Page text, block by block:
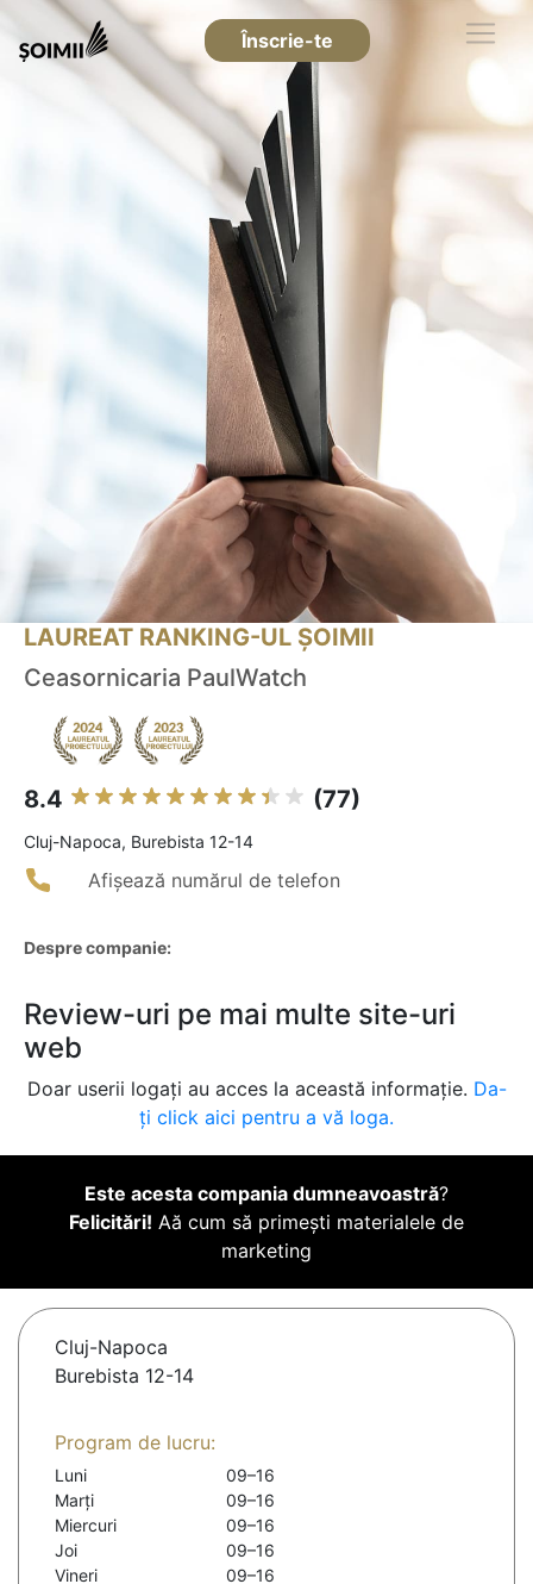
Înscrie-te
LAUREAT RANKING-UL ȘOIMII
Ceasornicaria PaulWatch
8.4 (77)
Cluj-Napoca, Burebista 12-14
Afișează numărul de telefon
Despre companie:
Review-uri pe mai multe site-uri
web
Doar userii logați au acces la această informație. Da-
ți click aici pentru a vă loga.
Este acesta compania dumneavoastră?
Felicitări! Aă cum să primești materialele de
marketing
Cluj-Napoca
Burebista 12-14
Program de lucru:
Luni
09–16
Marți
09–16
Miercuri
09–16
Joi
09–16
Vineri
09–16